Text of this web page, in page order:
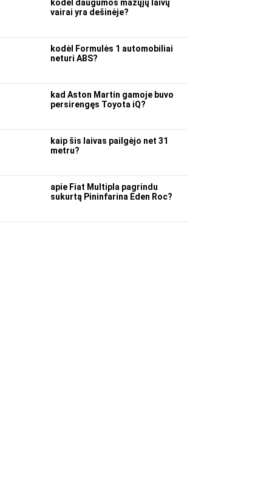
kodėl daugumos mažųjų laivų
vairai yra dešinėje?
kodėl Formulės 1 automobiliai
neturi ABS?
kad Aston Martin gamoje buvo
persirengęs Toyota iQ?
kaip šis laivas pailgėjo net 31
metru?
apie Fiat Multipla pagrindu
sukurtą Pininfarina Eden Roc?